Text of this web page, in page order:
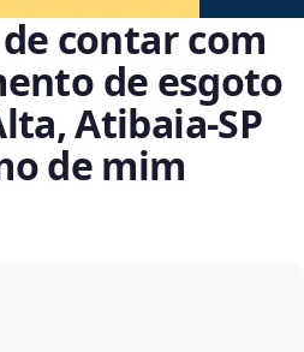
contar com
de esgoto
Atibaia‑SP
de mim